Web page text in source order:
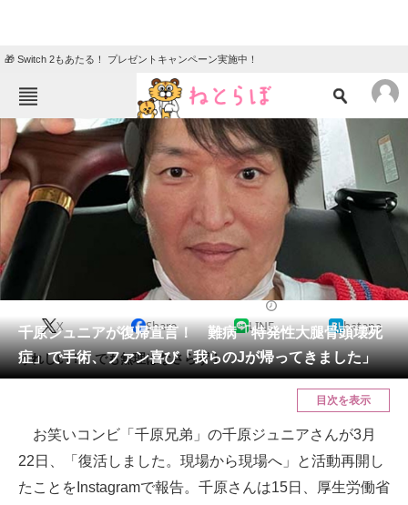
🎁 Switch 2もあたる！ プレゼントキャンペーン実施中！
ねとらぼメニュー
TOP ニュース
エンタメ クイズ
グルメ 地域
住まい 教育・育児
リサーチ
会員記事
メディア
スマホと通信の最新トレンド
千原ジュニアが復帰宣言！ 難病「特発性大腿骨頭壊死
症」で手術、ファン喜び「我らのJが帰ってきました」
X Share LINE hatena
うれしい！ でも無理はなさらず！
目次を表示
お笑いコンビ「千原兄弟」の千原ジュニアさんが3月
22日、「復活しました。現場から現場へ」と活動再開し
たことをInstagramで報告。千原さんは15日、厚生労働省